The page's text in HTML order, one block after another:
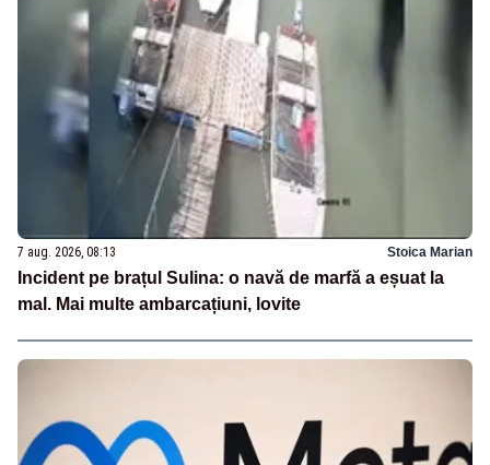
7 aug. 2026, 08:13 Stoica Marian
Incident pe brațul Sulina: o navă de marfă a eșuat la
mal. Mai multe ambarcațiuni, lovite